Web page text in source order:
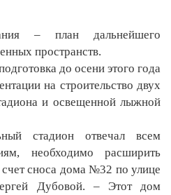
– план дальнейшего
пространств.
до осени этого года
на строительство двух
и освещенной лыжной
отвечал всем
необходимо расширить
сноса дома №32 по улице
Дубовой. – Этот дом